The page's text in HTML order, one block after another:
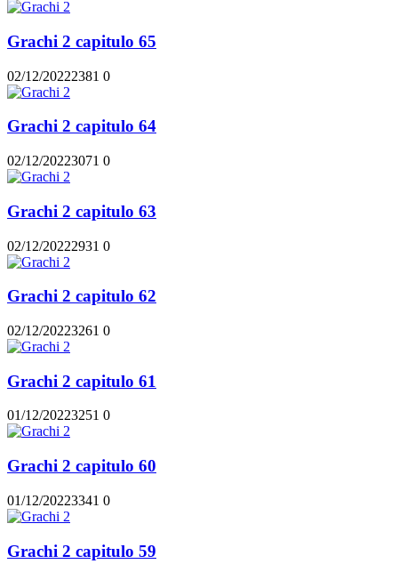
Grachi 2 capitulo 65
02/12/20222381 0
Grachi 2 capitulo 64
02/12/20223071 0
Grachi 2 capitulo 63
02/12/20222931 0
Grachi 2 capitulo 62
02/12/20223261 0
Grachi 2 capitulo 61
01/12/20223251 0
Grachi 2 capitulo 60
01/12/20223341 0
Grachi 2 capitulo 59